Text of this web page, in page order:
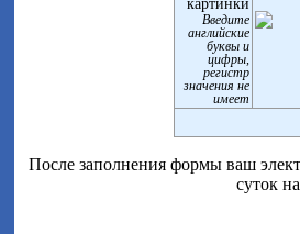
Введите
английские
буквы и
цифры,
регистр
значения не
имеет
После заполнения формы ваш
суток